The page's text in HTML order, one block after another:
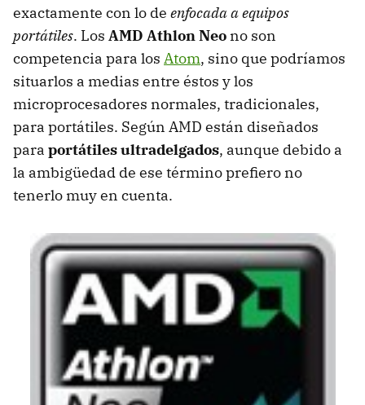
exactamente con lo de enfocada a equipos
portátiles. Los AMD Athlon Neo no son
competencia para los Atom, sino que podríamos
situarlos a medias entre éstos y los
microprocesadores normales, tradicionales,
para portátiles. Según AMD están diseñados
para portátiles ultradelgados, aunque debido a
la ambigüedad de ese término prefiero no
tenerlo muy en cuenta.